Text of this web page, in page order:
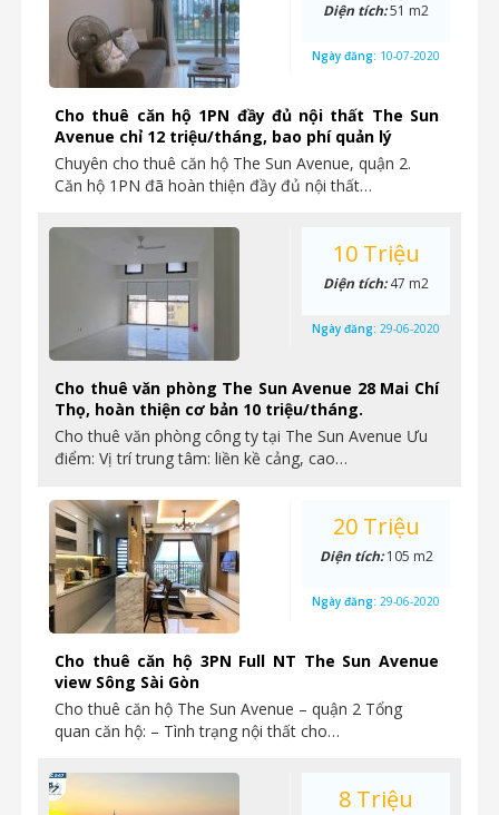
Cho thuê căn hộ 1PN đầy đủ nội thất The Sun
Avenue chỉ 12 triệu/tháng, bao phí quản lý
Chuyên cho thuê căn hộ The Sun Avenue, quận 2.
Căn hộ 1PN đã hoàn thiện đầy đủ nội thất…
Diện tích:51 m2
Ngày đăng: 10-07-2020
Cho thuê văn phòng The Sun Avenue 28 Mai Chí
Thọ, hoàn thiện cơ bản 10 triệu/tháng.
Cho thuê văn phòng công ty tại The Sun Avenue Ưu
điểm: Vị trí trung tâm: liền kề cảng, cao…
10 Triệu
Diện tích:47 m2
Ngày đăng: 29-06-2020
Cho thuê căn hộ 3PN Full NT The Sun Avenue
view Sông Sài Gòn
Cho thuê căn hộ The Sun Avenue – quận 2 Tổng
quan căn hộ: – Tình trạng nội thất cho…
20 Triệu
Diện tích:105 m2
Ngày đăng: 29-06-2020
8 Triệu